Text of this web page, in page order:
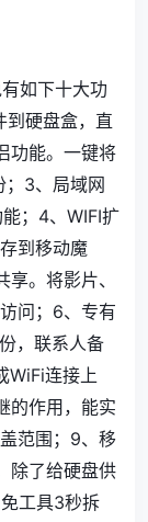
如下十大功
到硬盘盒，直
功能。一键将
；3、局域网
；4、WIFI扩
到移动魔
。将影片、
问；6、专有
，联系人备
WiFi连接上
的作用，能实
范围；9、移
除了给硬盘供
工具3秒拆